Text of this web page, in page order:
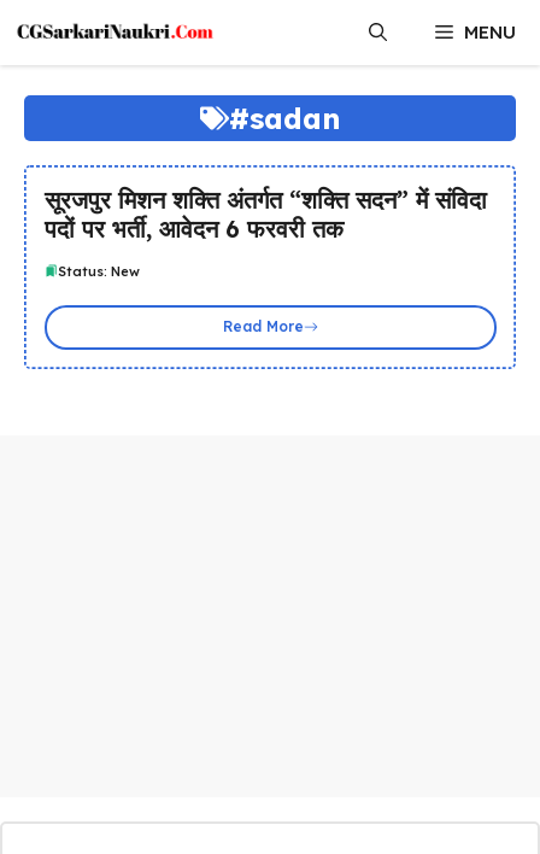
content
MENU
#sadan
सूरजपुर मिशन शक्ति अंतर्गत “शक्ति सदन” में संविदा
पदों पर भर्ती, आवेदन 6 फरवरी तक
Status: New
Read More